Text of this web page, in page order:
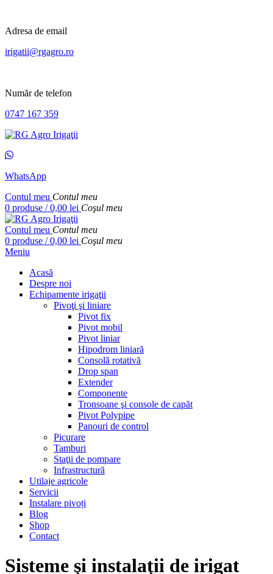
Adresa de email
irigatii@rgagro.ro
Număr de telefon
0747 167 359
WhatsApp
Contul meu Contul meu
0 produse / 0,00 lei Coşul meu
Contul meu Contul meu
0 produse / 0,00 lei Coşul meu
Meniu
Acasă
Despre noi
Echipamente irigaţii
Pivoţi şi liniare
Pivot fix
Pivot mobil
Pivot liniar
Hipodrom liniară
Consolă rotativă
Drop span
Extender
Componente
Tronsoane şi console de capăt
Pivot Polypipe
Panouri de control
Picurare
Tamburi
Staţii de pompare
Infrastructură
Utilaje agricole
Servicii
Instalare pivoți
Blog
Shop
Contact
Sisteme şi instalaţii de irigat